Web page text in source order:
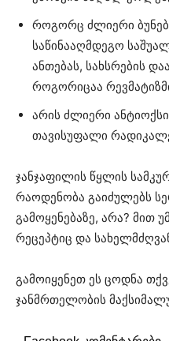
როგორც ძლიერი
საწინააღმდეგო
ანთებას, სახსრების
როგორიცაა
არის ძლიერი
თავისუფალი
ჯანჯაფილის წყლის
რაოდენობა გაიძულებს
გამოყენებაზე, არა? მით
რეცეპტიც და
გამოიყენეთ ეს ცოდნა
ჯანმრთელობის